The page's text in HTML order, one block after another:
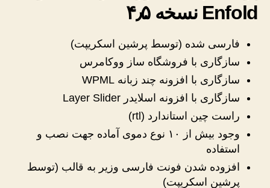
Enfold نسخه ۴٫۵
فارسی شده (توسط پرشین اسکریپت)
سازگاری با فروشگاه ساز ووکامرس
سازگاری با افزونه چند زبانه WPML
سازگاری با افزونه اسلایدر Layer Slider
راست چین استاندارد (rtl)
وجود بیش از ۱۰ نوع دموی آماده جهت نصب و
استفاده
افزوده شدن فونت فارسی وزیر به قالب (توسط
پرشین اسکریپت)